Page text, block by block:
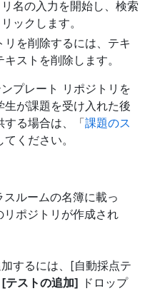
名の入力を開始し、検索
ックします。
を削除するには、テキ
ストを削除します。
プレート リポジトリを
が課題を受け入れた後
する場合は、「課題のス
てください。
ルームの名簿に載っ
ポジトリが作成され
するには、[自動採点テ
[テストの追加] ドロップ